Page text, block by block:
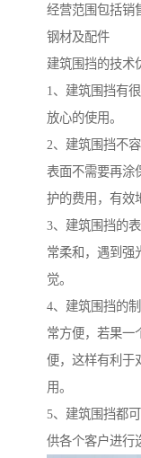
经营范围包括销
钢材及配件
建筑围挡的技
1、建筑围挡有
放心的使用。
2、建筑围挡不
表面不需要再涂
护的费用，有
3、建筑围挡的
常柔和，遇到强
觉。
4、建筑围挡的
常方便，若果一
便，这样有利于
用。
5、建筑围挡都
供各个客户进行